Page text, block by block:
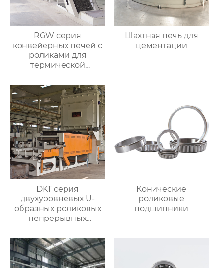
RGW серия
конвейерных печей с
роликами для
термической
Шахтная печь для
цементации
DKT серия
двухуровневых U-
образных роликовых
непрерывных
Конические
роликовые
подшипники